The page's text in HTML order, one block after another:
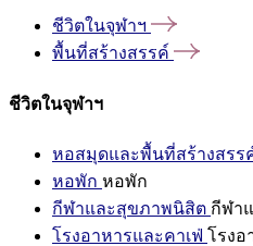
ชีวิตในจุฬาฯ
พื้นที่สร้างสรรค์
ชีวิตในจุฬาฯ
หอสมุดและพื้นที่สร้างสรร
หอพัก หอพัก
กีฬาและสุขภาพนิสิต กีฬา
โรงอาหารและคาเฟ่ โรงอ